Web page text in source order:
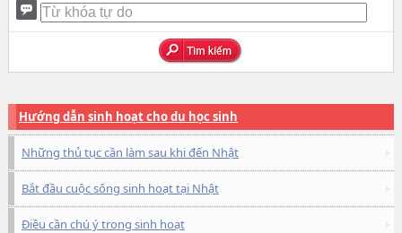
Hướng dẫn sinh hoạt cho du học sinh
Những thủ tục cần làm sau khi đến Nhật
Bắt đầu cuộc sống sinh hoạt tại Nhật
Điều cần chú ý trong sinh hoạt